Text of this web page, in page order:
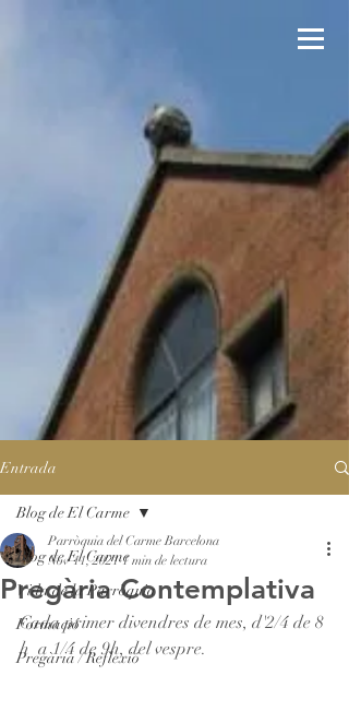
Entrada
Blog de El Carme
Vida de la Parròquia
Formació
Pregària / Reflexió
Blog de El Carme
Pregària Contemplativa
Parròquia del Carme Barcelona
Nov 11, 2021 1 min de lectura
Cada primer divendres de mes, d'2/4 de 8
h  a 1/4 de 9h, del vespre.